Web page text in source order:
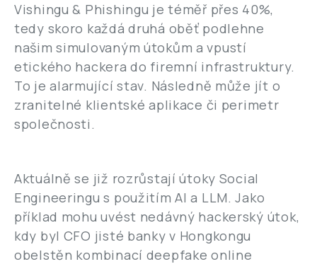
Vishingu & Phishingu je téměř přes 40%,
tedy skoro každá druhá oběť podlehne
našim simulovaným útokům a vpustí
etického hackera do firemní infrastruktury.
To je alarmující stav. Následně může jít o
zranitelné klientské aplikace či perimetr
společnosti.
Aktuálně se již rozrůstají útoky Social
Engineeringu s použitím AI a LLM. Jako
příklad mohu uvést nedávný hackerský útok,
kdy byl CFO jisté banky v Hongkongu
obelstěn kombinací deepfake online